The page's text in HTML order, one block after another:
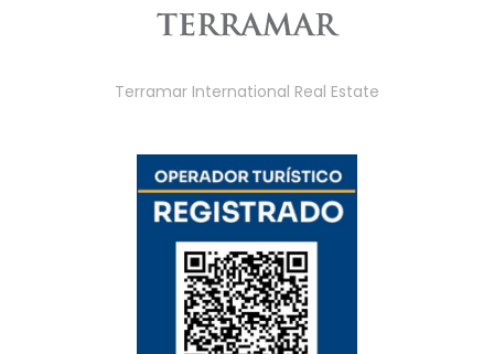
Terramar International Real Estate